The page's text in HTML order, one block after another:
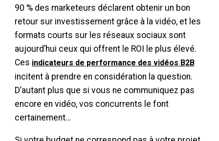
90 % des marketeurs déclarent obtenir un bon
retour sur investissement grâce à la vidéo, et les
formats courts sur les réseaux sociaux sont
aujourd’hui ceux qui offrent le ROI le plus élevé.
Ces indicateurs de performance des vidéos B2B
incitent à prendre en considération la question.
D’autant plus que si vous ne communiquez pas
encore en vidéo, vos concurrents le font
certainement…